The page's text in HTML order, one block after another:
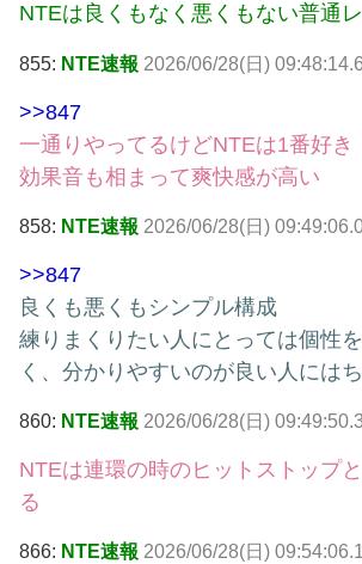
NTEは良くもなく悪くもない普通
855: NTE速報 2026/06/28(日)
>>847
一通りやってるけどNTEは1番好き
効果音も相まって爽快感が高い
858: NTE速報 2026/06/28(日)
>>847
良くも悪くもシンプル構成
練りまくりたい人にとっては個性
く、分かりやすいのが良い人には
860: NTE速報 2026/06/28(日)
NTEは連環の時のヒットストップ
る
866: NTE速報 2026/06/28(日)